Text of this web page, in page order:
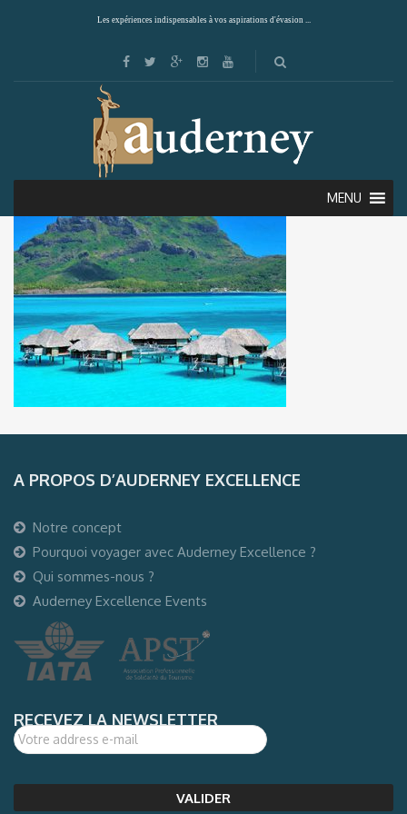
Les expériences indispensables à vos aspirations d'évasion ...
MENU
A PROPOS D’AUDERNEY EXCELLENCE
Notre concept
Pourquoi voyager avec Auderney Excellence ?
Qui sommes-nous ?
Auderney Excellence Events
RECEVEZ LA NEWSLETTER